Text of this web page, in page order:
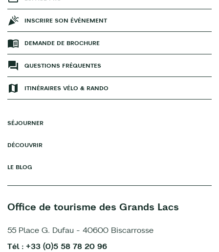
INSCRIRE SON ÉVÉNEMENT
DEMANDE DE BROCHURE
QUESTIONS FRÉQUENTES
ITINÉRAIRES VÉLO & RANDO
SÉJOURNER
DÉCOUVRIR
LE BLOG
Office de tourisme des Grands Lacs
55 Place G. Dufau - 40600 Biscarrosse
Tél : +33 (0)5 58 78 20 96